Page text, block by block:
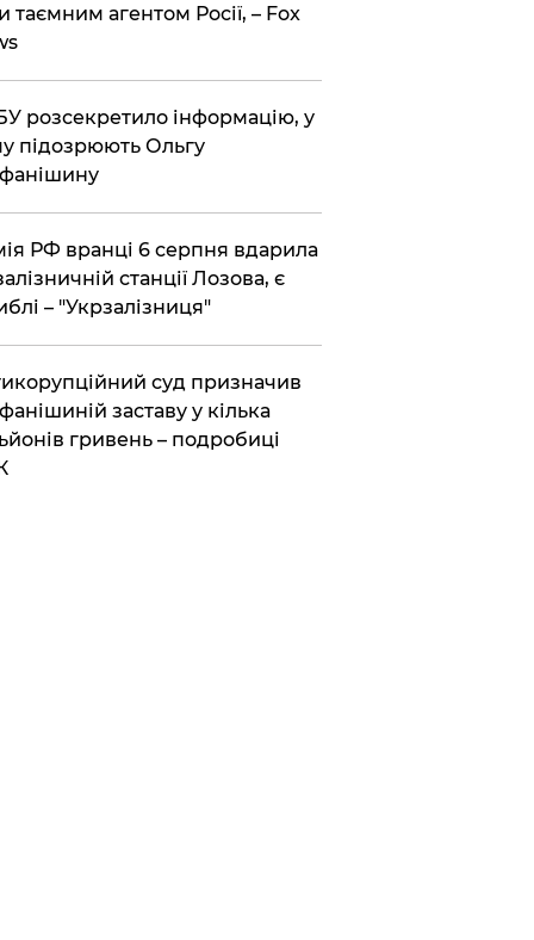
таємним агентом Росії, – Fox
розсекретило інформацію, у
підозрюють Ольгу
РФ вранці 6 серпня вдарила
станції Лозова, є
– "Укрзалізниця"
суд призначив
заставу у кілька
гривень – подробиці